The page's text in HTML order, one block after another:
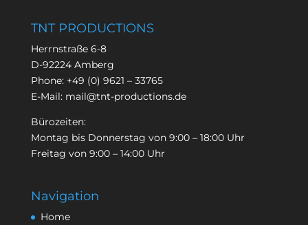
TNT PRODUCTIONS
Herrnstraße 6-8
D-92224 Amberg
Phone: +49 (0) 9621 – 33765
E-Mail: mail@tnt-productions.de
Bürozeiten:
Montag bis Donnerstag von 9:00 – 18:00 Uhr
Freitag von 9:00 – 14:00 Uhr
Navigation
Home